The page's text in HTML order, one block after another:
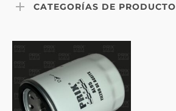
CATEGORÍAS DE PRODUCTO